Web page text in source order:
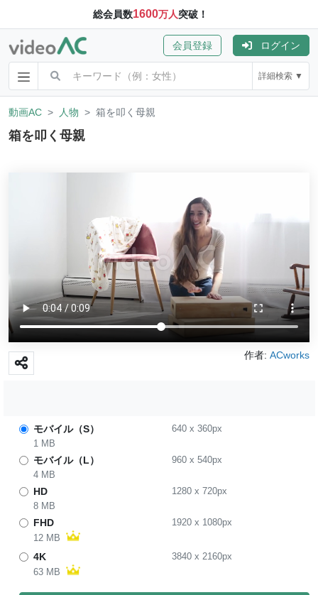
総会員数1600万人突破！
会員登録 ログイン
詳細検索 ▼
動画AC 人物 箱を叩く母親
箱を叩く母親
作者: ACworks
モバイル（S） 640x 360px
1 MB
モバイル（L） 960x 540px
4 MB
HD 1280x 720px
8 MB
FHD 1920x 1080px
12 MB
4K 3840x 2160px
63 MB